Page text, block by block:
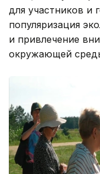
для участников и
популяризация
и привлечение
окружающей